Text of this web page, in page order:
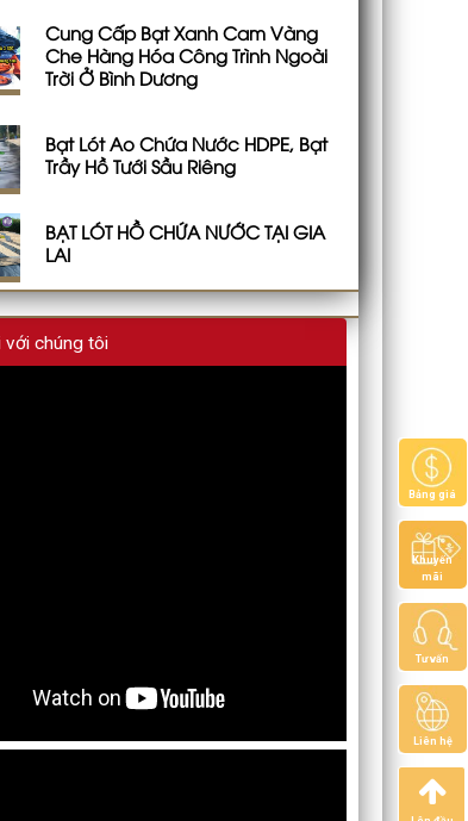
Cung Cấp Bạt Xanh Cam Vàng
Che Hàng Hóa Công Trình Ngoài
Trời Ở Bình Dương
Bạt Lót Ao Chứa Nước HDPE, Bạt
Trầy Hồ Tưới Sầu Riêng
BẠT LÓT HỒ CHỨA NƯỚC TẠI GIA
LAI
chúng tôi
Bảng giá
Khuyến
mãi
Tư vấn
Liên hệ